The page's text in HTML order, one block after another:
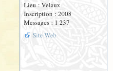
Lieu : Velaux
Inscription : 2008
Messages : 1 237
Site Web